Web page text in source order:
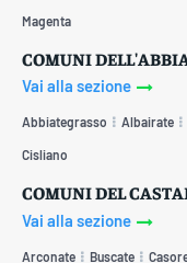
Magenta
COMUNI
Vai alla sezione
Abbiategrasso Albairate
Cisliano
COMUNI DEL
Vai alla sezione
Arconate Buscate